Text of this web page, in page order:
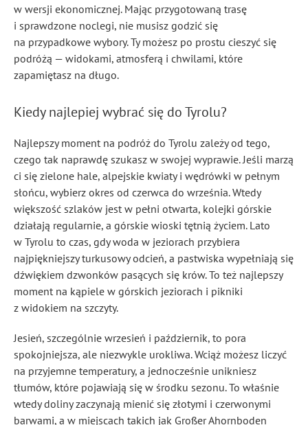
w wersji ekonomicznej. Mając przygotowaną trasę
i sprawdzone noclegi, nie musisz godzić się
na przypadkowe wybory. Ty możesz po prostu cieszyć się
podróżą — widokami, atmosferą i chwilami, które
zapamiętasz na długo.
Kiedy najlepiej wybrać się do Tyrolu?
Najlepszy moment na podróż do Tyrolu zależy od tego,
czego tak naprawdę szukasz w swojej wyprawie. Jeśli marzą
ci się zielone hale, alpejskie kwiaty i wędrówki w pełnym
słońcu, wybierz okres od czerwca do września. Wtedy
większość szlaków jest w pełni otwarta, kolejki górskie
działają regularnie, a górskie wioski tętnią życiem. Lato
w Tyrolu to czas, gdy woda w jeziorach przybiera
najpiękniejszy turkusowy odcień, a pastwiska wypełniają się
dźwiękiem dzwonków pasących się krów. To też najlepszy
moment na kąpiele w górskich jeziorach i pikniki
z widokiem na szczyty.
Jesień, szczególnie wrzesień i październik, to pora
spokojniejsza, ale niezwykle urokliwa. Wciąż możesz liczyć
na przyjemne temperatury, a jednocześnie unikniesz
tłumów, które pojawiają się w środku sezonu. To właśnie
wtedy doliny zaczynają mienić się złotymi i czerwonymi
barwami, a w miejscach takich jak Großer Ahornboden